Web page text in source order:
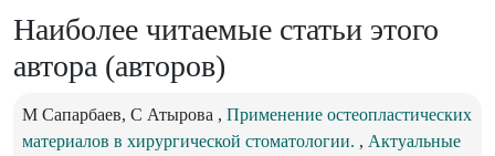
Наиболее читаемые статьи этого
автора (авторов)
М Сапарбаев, С Атырова , Применение остеопластических
материалов в хирургической стоматологии. , Актуальные